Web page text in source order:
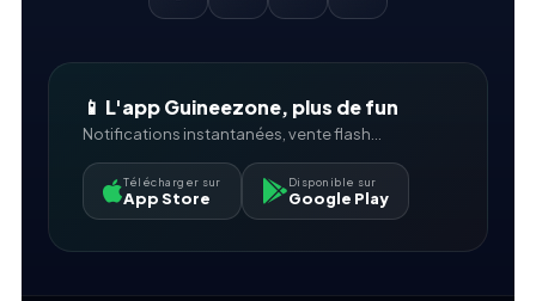
📱 L'app Guineezone, plus de fun
Notifications instantanées, vente flash...
Télécharger sur
App Store
Disponible sur
Google Play